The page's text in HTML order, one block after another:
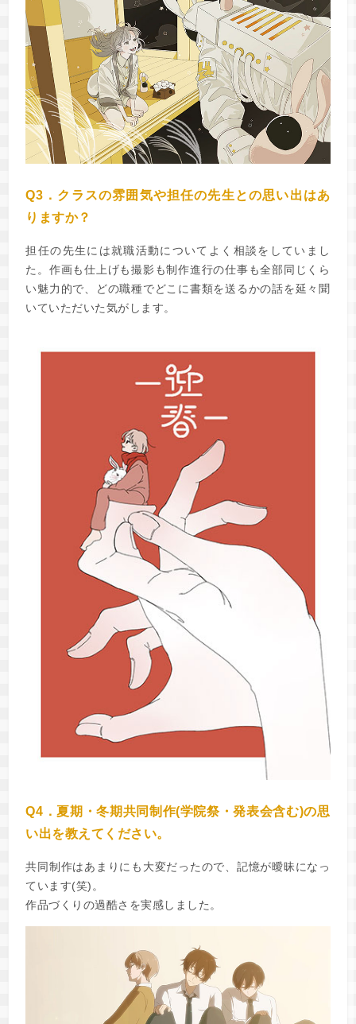
Q3．クラスの雰囲気や担任の先生との思い出はあ
りますか？
担任の先生には就職活動についてよく相談をしていまし
た。作画も仕上げも撮影も制作進行の仕事も全部同じくら
い魅力的で、どの職種でどこに書類を送るかの話を延々聞
いていただいた気がします。
Q4．夏期・冬期共同制作(学院祭・発表会含む)の思
い出を教えてください。
共同制作はあまりにも大変だったので、記憶が曖昧になっ
ています(笑)。
作品づくりの過酷さを実感しました。